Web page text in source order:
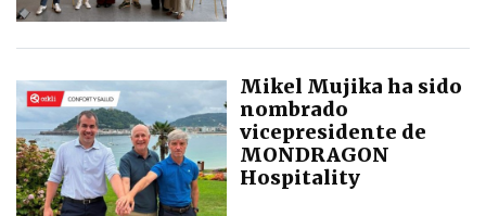
Mikel Mujika ha sido
nombrado
vicepresidente de
MONDRAGON
Hospitality